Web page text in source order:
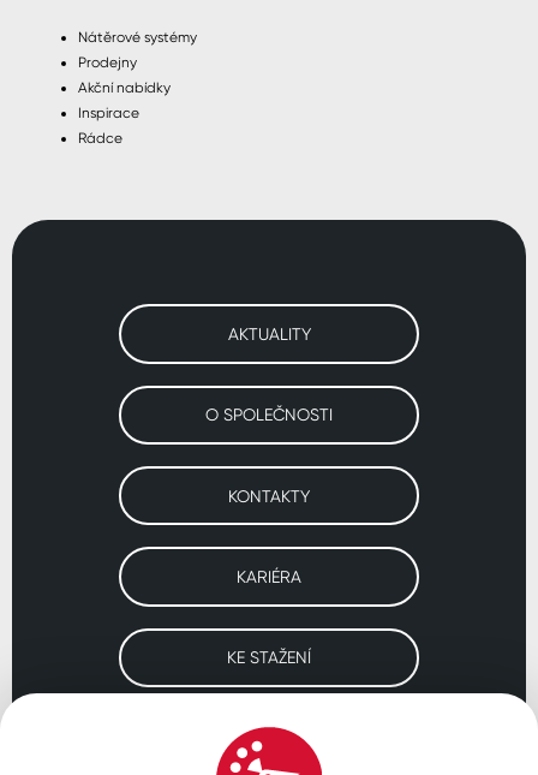
Nátěrové systémy
Prodejny
Akční nabídky
Inspirace
Rádce
AKTUALITY
O SPOLEČNOSTI
KONTAKTY
KARIÉRA
KE STAŽENÍ
Navštivte naše pobočky